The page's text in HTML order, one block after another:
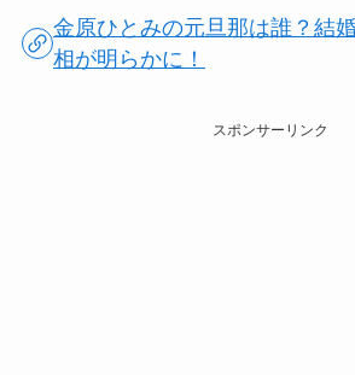
金原ひとみの元旦那は誰？結
相が明らかに！
スポンサーリンク